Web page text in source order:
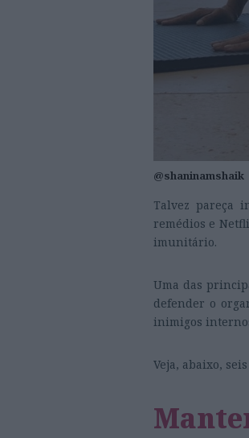
@shaninamshaik
Talvez pareça
remédios e
imunitário.
Uma das
defender o
inimigos
Veja, abaixo,